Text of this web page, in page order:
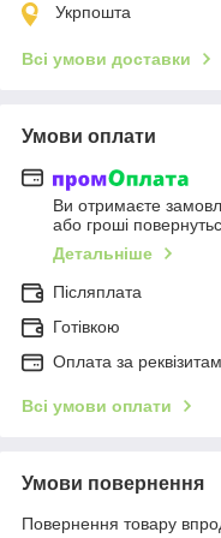
Укрпошта
Всі умови доставки
Умови оплати
Ви отримаєте
або гроші
Детальніше
Післяплата
Готівкою
Оплата за
Всі умови оплати
Умови повернення
Повернення товару